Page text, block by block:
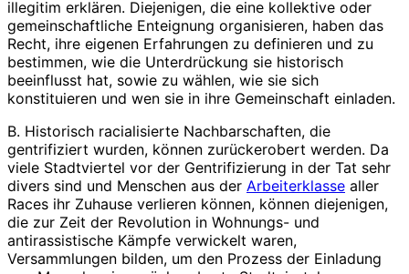
illegitim erklären. Diejenigen, die eine kollektive oder
gemeinschaftliche Enteignung organisieren, haben das
Recht, ihre eigenen Erfahrungen zu definieren und zu
bestimmen, wie die Unterdrückung sie historisch
beeinflusst hat, sowie zu wählen, wie sie sich
konstituieren und wen sie in ihre Gemeinschaft einladen.
B. Historisch racialisierte Nachbarschaften, die
gentrifiziert wurden, können zurückerobert werden. Da
viele Stadtviertel vor der Gentrifizierung in der Tat sehr
divers sind und Menschen aus der Arbeiterklasse aller
Races ihr Zuhause verlieren können, können diejenigen,
die zur Zeit der Revolution in Wohnungs- und
antirassistische Kämpfe verwickelt waren,
Versammlungen bilden, um den Prozess der Einladung